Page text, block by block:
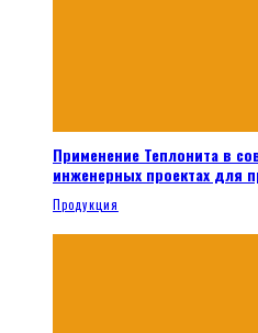
Применение Теплонита в
инженерных проектах для
Продукция